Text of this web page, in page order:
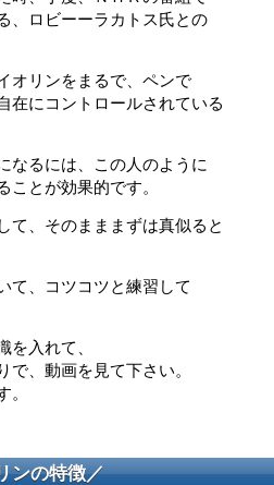
、ロビーーラカトス氏との
オリンをまるで、ペンで
在にコントロールされている
なるには、この人のように
ことが効果的です。
て、そのまままずは真似ると
て、コツコツと練習して
を入れて、
で、動画を見て下さい。
。
ンの特徴／